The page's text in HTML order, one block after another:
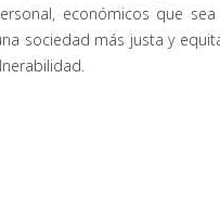
económicos que
sociedad más justa y